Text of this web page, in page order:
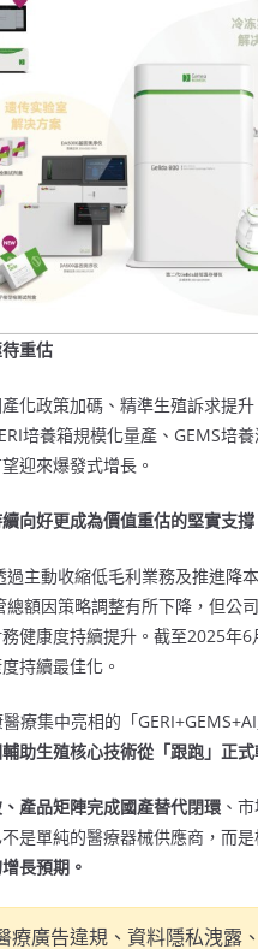
重估
化政策加碼、精準生殖訴求提
培養箱規模化量產、GEMS培
迎來爆發式增長。
向好更成為價值重估的堅實支撐
主動收縮低毛利業務及推進降
額因策略調整有所下降，但公
健康度持續提升。截至2025年
持續最佳化。
療集中亮相的「
助生殖核心技術從「跟跑」正式
產品矩陣完成國產替代閉環 、
是單純的醫療器械供應商，而
長預期。
療廣告違規、資料隱私洩露